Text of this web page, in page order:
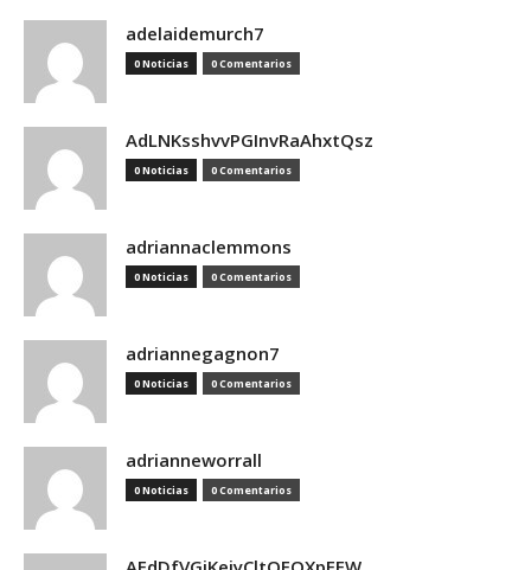
adelaidemurch7
0 Noticias 0 Comentarios
AdLNKsshvvPGInvRaAhxtQsz
0 Noticias 0 Comentarios
adriannaclemmons
0 Noticias 0 Comentarios
adriannegagnon7
0 Noticias 0 Comentarios
adrianneworrall
0 Noticias 0 Comentarios